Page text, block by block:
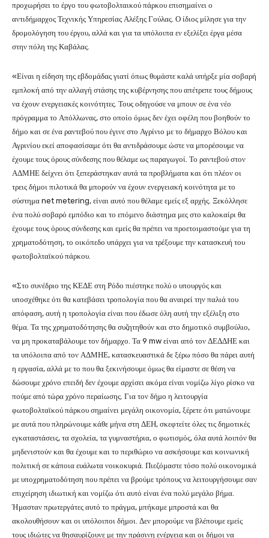
προχωρήσει το έργο του φωτοβολταικού πάρκου επισημαίνει ο
αντιδήμαρχος Τεχνικής Υπηρεσίας Αλέξης Γούλας. Ο ίδιος μίλησε για την
δρομολόγηση του έργου, αλλά και για τα υπόλοιπα εν εξελίξει έργα μέσα
στην πόλη της Καβάλας.
«Είναι η είδηση της εβδομάδας γιατί όπως θυμάστε καλά υπήρξε μία σοβαρή
εμπλοκή από την αλλαγή στάσης της κυβέρνησης που απέτρεπε τους δήμους
να έχουν ενεργειακές κοινότητες. Τους οδηγούσε να μπουν σε ένα νέο
πρόγραμμα το Απόλλωνας, στο οποίο όμως δεν έχει οφέλη που βοηθούν το
δήμο και σε ένα ραντεβού που έγινε στο Αγρίνιο με το δήμαρχο Βόλου και
Αγρινίου εκεί αποφασίσαμε ότι θα αντιδράσουμε ώστε να μπορέσουμε να
έχουμε τους όρους σύνδεσης που θέλαμε ως παραγωγοί. Το ραντεβού στον
ΑΔΜΗΕ δείχνει ότι ξεπεράστηκαν αυτά τα προβλήματα και ότι πλέον οι
τρεις δήμοι πιλοτικά θα μπορούν να έχουν ενεργειακή κοινότητα με το
σύστημα net metering, είναι αυτό που θέλαμε εμείς εξ αρχής. Ξεκόλλησε
ένα πολύ σοβαρό εμπόδιο και το επόμενο διάστημα μες στο καλοκαίρι θα
έχουμε τους όρους σύνδεσης και εμείς θα πρέπει να προετοιμαστούμε για τη
χρηματοδότηση, το οικόπεδο υπάρχει για να τρέξουμε την κατασκευή του
φωτοβολταϊκού πάρκου.
«Στο συνέδριο της ΚΕΔΕ στη Ρόδο πιέστηκε πολύ ο υπουργός και
υποσχέθηκε ότι θα κατεβάσει τροπολογία που θα αναιρεί την παλιά του
απόφαση, αυτή η τροπολογία είναι που έδωσε όλη αυτή την εξέλιξη στο
θέμα. Τα της χρηματοδότησης θα συζητηθούν και στο δημοτικό συμβούλιο,
να μη προκαταβάλουμε τον δήμαρχο. Τα 9 mw είναι από τον ΔΕΔΔΗΕ και
τα υπόλοιπα από τον ΑΔΜΗΕ, κατασκευαστικά δε ξέρω πόσο θα πάρει αυτή
η εργασία, αλλά με το που θα ξεκινήσουμε όμως θα είμαστε σε θέση να
δώσουμε χρόνο επειδή δεν έχουμε αρχίσει ακόμα είναι νομίζω λίγο ρίσκο να
πούμε από τώρα χρόνο περαίωσης. Για τον δήμο η λειτουργία
φωτοβολταϊκού πάρκου σημαίνει μεγάλη οικονομία, ξέρετε ότι ματώνουμε
με αυτά που πληρώνουμε κάθε μήνα στη ΔΕΗ, σκεφτείτε όλες τις δημοτικές
εγκαταστάσεις, τα σχολεία, τα γυμναστήρια, ο φωτισμός, όλα αυτά λοιπόν θα
μηδενιστούν και θα έχουμε και το περιθώριο να ασκήσουμε και κοινωνική
πολιτική σε κάποια ευάλωτα νοικοκυριά. Πιεζόμαστε τόσο πολύ οικονομικά
με υποχρηματοδότηση που πρέπει να βρούμε τρόπους να λειτουργήσουμε σαν
επιχείρηση ιδιωτική και νομίζω ότι αυτό είναι ένα πολύ μεγάλο βήμα.
Ήμασταν πρωτεργάτες αυτό το πράγμα, μπήκαμε μπροστά και θα
ακολουθήσουν και οι υπόλοιποι δήμοι. Δεν μπορούμε να βλέπουμε εμείς
τους ιδιώτες να θησαυρίζουνε με την πράσινη ενέργεια και οι δήμοι να